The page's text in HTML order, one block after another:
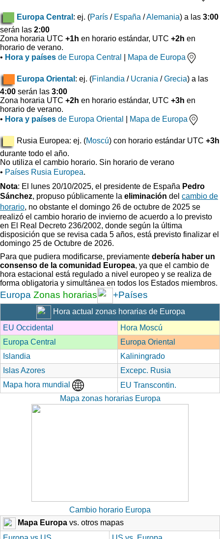
Europa Central : ej. (París / España /Alemania) a las 3:00
serán las 2:00
Zona horaria UTC +1h en horario estándar, UTC +2h en
horario de verano.
• Hora y países de Europa Central Mapa de Europa
Europa Oriental : ej. (Finlandia / Ucrania /Grecia) a las
4:00 serán las 3:00
Zona horaria UTC +2h en horario estándar, UTC +3h en
horario de verano.
• Hora y países de Europa Oriental Mapa de Europa
Rusia Europea: ej. (Moscú) con horario estándar UTC +3h
durante todo el año.
No utiliza el cambio horario. Sin horario de verano
• Países Rusia Europea.
Nota: El lunes 20/10/2025, el presidente de España Pedro
Sánchez, propuso públicamente la eliminación del cambio de
horario, no obstante el domingo 26 de octubre de 2025 se
realizó el cambio horario de invierno de acuerdo a lo previsto
en El Real Decreto 236/2002, donde según la última
disposición que se revisa cada 5 años, está previsto finalizar el
domingo 25 de Octubre de 2026.
Para que pudiera modificarse, previamente debería haber un
consenso de la comunidad Europea, ya que el cambio de
hora estacional está regulado a nivel europeo y se realiza de
forma obligatoria y simultánea en todos los Estados miembros.
Europa Zonas horarias +Países
Hora actual zonas horarias de Europa
EU Occidental
Hora Moscú
Europa Central
Europa Oriental
Islandia
Kaliningrado
Islas Azores
Excepc. Rusia
Mapa hora mundial
EU Transcontin.
Mapa zonas horarias Europa
Cambio horario Europa
Mapa Europa vs. otros mapas